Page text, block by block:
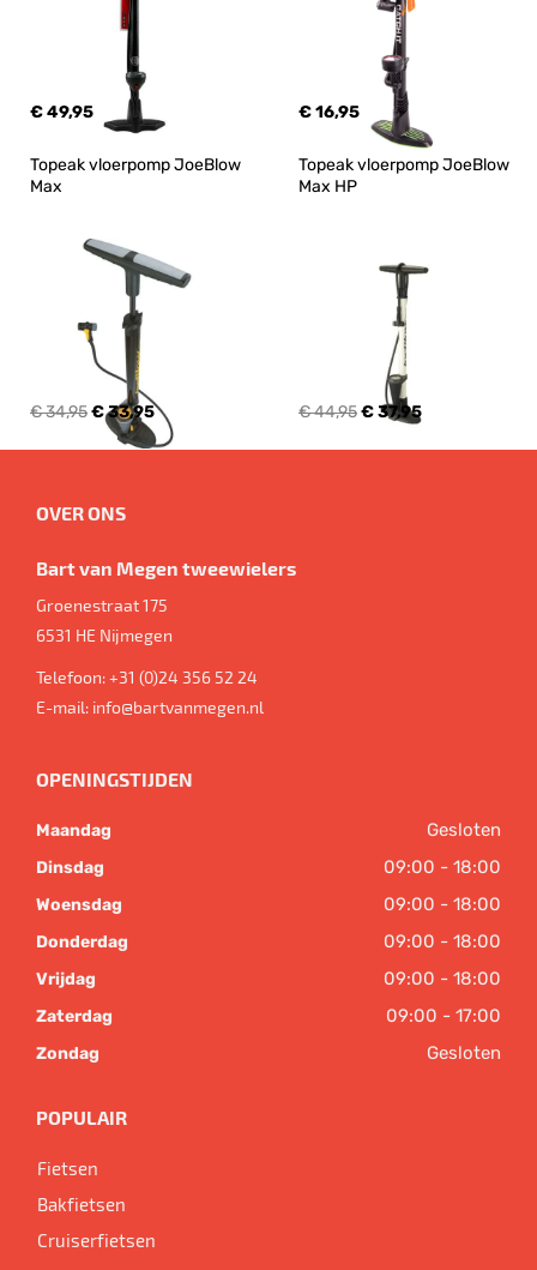
€ 49,95 € 16,95
Topeak vloerpomp JoeBlow
Max
€ 34,95€ 33,95
Topeak vloerpomp JoeBlow
Max HP
€ 44,95€ 37,95
OVER ONS
Bart van Megen tweewielers
Groenestraat 175
6531 HE Nijmegen
Telefoon:+31 (0)24 356 52 24
E-mail: info@bartvanmegen.nl
OPENINGSTIJDEN
Maandag Gesloten
Dinsdag 09:00 - 18:00
Woensdag 09:00 - 18:00
Donderdag 09:00 - 18:00
Vrijdag 09:00 - 18:00
Zaterdag 09:00 - 17:00
Zondag Gesloten
POPULAIR
Fietsen
Bakfietsen
Cruiserfietsen